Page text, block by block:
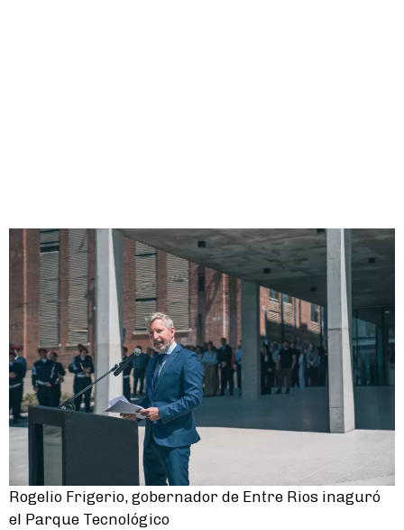
Rogelio Frigerio, gobernador de Entre Rios inaguró
el Parque Tecnológico